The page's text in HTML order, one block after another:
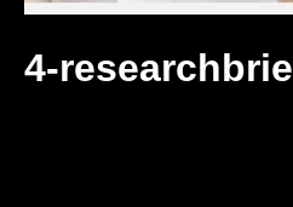
4-researchbrie